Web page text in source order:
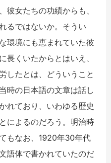
彼女たちの功績からも、
るではないか。そうい
環境にも恵まれていた彼
長くいたからとはいえ、
したとは、どういうこと
時の日本語の文章は話し
れており、いわゆる歴史
によるのだろう。明治時
もなお、1920年30年代
語体で書かれていたのだ